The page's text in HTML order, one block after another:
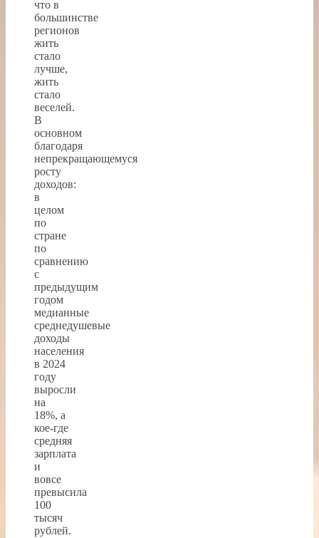
что в
большинстве
регионов
жить
стало
лучше,
жить
стало
веселей.
В
основном
благодаря
непрекращающемуся
росту
доходов:
в
целом
по
стране
по
сравнению
с
предыдущим
годом
медианные
среднедушевые
доходы
населения
в 2024
году
выросли
на
18%, а
кое-где
средняя
зарплата
и
вовсе
превысила
100
тысяч
рублей.